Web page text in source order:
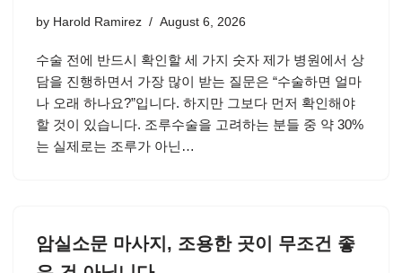
by Harold Ramirez August 6, 2026
수술 전에 반드시 확인할 세 가지 숫자 제가 병원에서 상
담을 진행하면서 가장 많이 받는 질문은 “수술하면 얼마
나 오래 하나요?”입니다. 하지만 그보다 먼저 확인해야
할 것이 있습니다. 조루수술을 고려하는 분들 중 약 30%
는 실제로는 조루가 아닌…
암실소문 마사지, 조용한 곳이 무조건 좋